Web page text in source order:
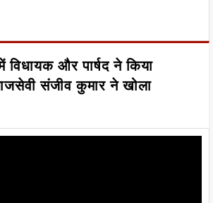
विधायक और पार्षद ने किया
संजीव कुमार ने खोला